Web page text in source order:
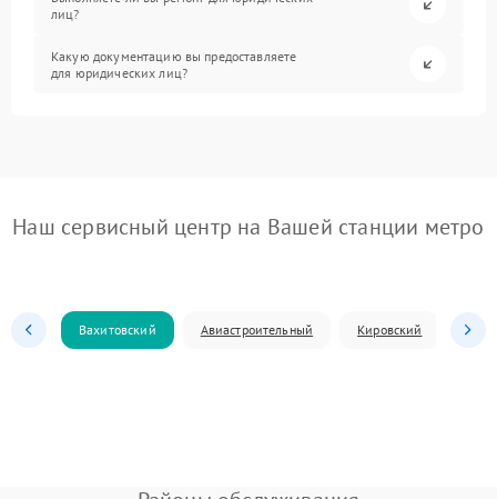
лиц?
Какую документацию вы предоставляете
для юридических лиц?
Наш сервисный центр на Вашей станции метро
Вахитовский Авиастроительный Кировский